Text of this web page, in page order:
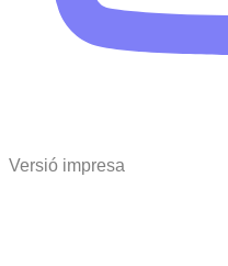
Versió impresa